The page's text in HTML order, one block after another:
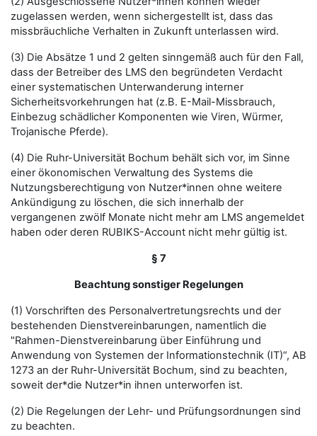
zugelassen werden, wenn sichergestellt ist, dass das
missbräuchliche Verhalten in Zukunft unterlassen wird.
(3) Die Absätze 1 und 2 gelten sinngemäß auch für den Fall,
dass der Betreiber des LMS den begründeten Verdacht
einer systematischen Unterwanderung interner
Sicherheitsvorkehrungen hat (z.B. E-Mail-Missbrauch,
Einbezug schädlicher Komponenten wie Viren, Würmer,
Trojanische Pferde).
(4) Die Ruhr-Universität Bochum behält sich vor, im Sinne
einer ökonomischen Verwaltung des Systems die
Nutzungsberechtigung von Nutzer*innen ohne weitere
Ankündigung zu löschen, die sich innerhalb der
vergangenen zwölf Monate nicht mehr am LMS angemeldet
haben oder deren RUBIKS-Account nicht mehr gültig ist.
§ 7
Beachtung sonstiger Regelungen
(1) Vorschriften des Personalvertretungsrechts und der
bestehenden Dienstvereinbarungen, namentlich die
"Rahmen-Dienstvereinbarung über Einführung und
Anwendung von Systemen der Informationstechnik (IT)“, AB
1273 an der Ruhr-Universität Bochum, sind zu beachten,
soweit der*die Nutzer*in ihnen unterworfen ist.
(2) Die Regelungen der Lehr- und Prüfungsordnungen sind
zu beachten.